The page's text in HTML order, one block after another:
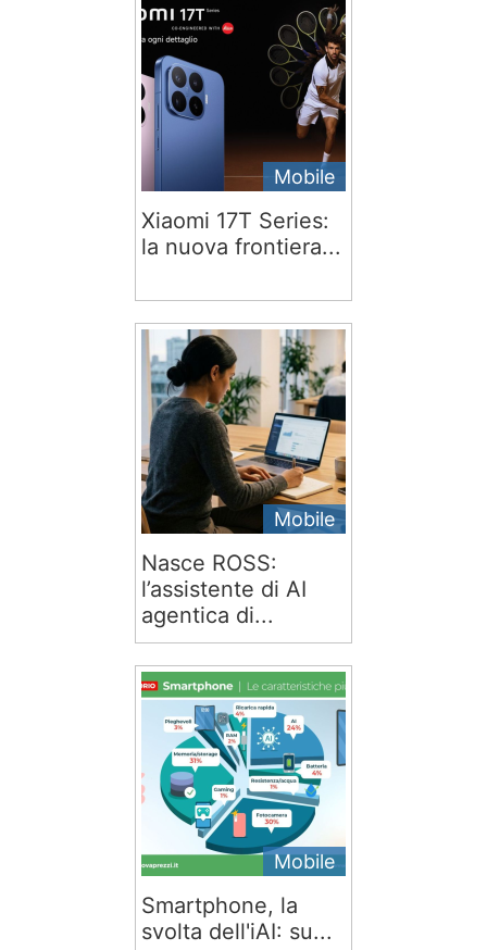
Mobile
Xiaomi 17T Series:
la nuova frontiera...
Mobile
Nasce ROSS:
l’assistente di AI
agentica di...
Mobile
Smartphone, la
svolta dell'iAI: su...